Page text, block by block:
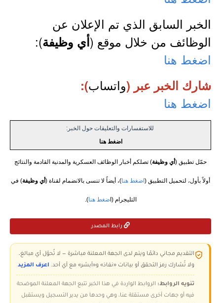
الخبر السابق الذي تم الإعلان عن
الوظائف من خلال موقع (أي وظيفة):
اضغط هنا
شارك الخبر عبر (واتساب):
اضغط هنا
للاستفسارات والتعليقات حول الخبر:
اضغط هنا
حمّل تطبيق ( أي وظيفة) تصلكم أخبار الوظائف العسكرية والمدنية القادمة والنتائج
أولاً بأول، لتحميل التطبيق ( اضغط هنا)، أيضاً لا تنسى بالانضمام لقناة ( أي وظيفة) في
التليجرام (اضغط هنا).
رابط المصدر
التقديم مجاني دائمًا ويتم لدى الجهة المعلنة مباشرة — لا تُحوّل أي مبالغ،
ولا تُشارك رمز التحقق أو بيانات «نفاذ» و«أبشر» مع أي أحد. اعرف المزيد
تنويه الروابط: الروابط الواردة في هذا الخبر تتبع الجهة المعلنة الموضحة
فيه أو جهات أخرى مستقلة عنا، وهي وحدها من يدير التسجيل ويستقبل